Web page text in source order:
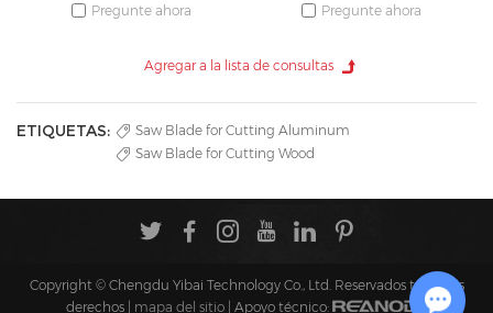
Pregunte ahora Pregunte ahora
ETIQUETAS:
Saw Blade for Cutting Aluminum
Saw Blade for Cutting Wood
Copyright © Chengdu Yibai Technology Co., Ltd. Reservados todos los
derechos | mapa del sitio | Apoyo técnico: